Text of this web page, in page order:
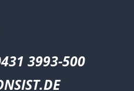
3993-500